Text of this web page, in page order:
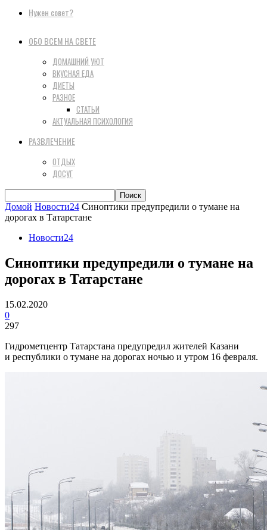
Нужен совет?
ОБО ВСЕМ НА СВЕТЕ
ДОМАШНИЙ УЮТ
ВКУСНАЯ ЕДА
ДИЕТЫ
РАЗНОЕ
СТАТЬИ
АКТУАЛЬНАЯ ПСИХОЛОГИЯ
РАЗВЛЕЧЕНИЕ
ОТДЫХ
ДОСУГ
Домой Новости24 Синоптики предупредили о тумане на
дорогах в Татарстане
Новости24
Синоптики предупредили о тумане на
дорогах в Татарстане
15.02.2020
0
297
Гидрометцентр Татарстана предупредил жителей Казани
и республики о тумане на дорогах ночью и утром 16 февраля.